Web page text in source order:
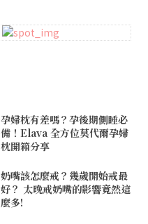
孕婦枕有差嗎？孕後期側睡必
備！Elava 全方位莫代爾孕婦
枕開箱分享
奶嘴該怎麼戒？幾歲開始戒最
好？ 太晚戒奶嘴的影響竟然這
麼多!